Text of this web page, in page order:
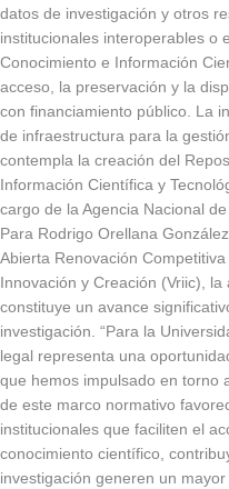
datos de investigación y otros
institucionales interoperables o
Conocimiento e Información
acceso, la preservación y la
con financiamiento público. La
de infraestructura para la
contempla la creación del
Información Científica y
cargo de la Agencia Nacional
Para Rodrigo Orellana
Abierta Renovación
Innovación y Creación (Vriic),
constituye un avance
investigación. “Para la
legal representa una
que hemos impulsado en torno
de este marco normativo
institucionales que faciliten el
conocimiento científico,
investigación generen un